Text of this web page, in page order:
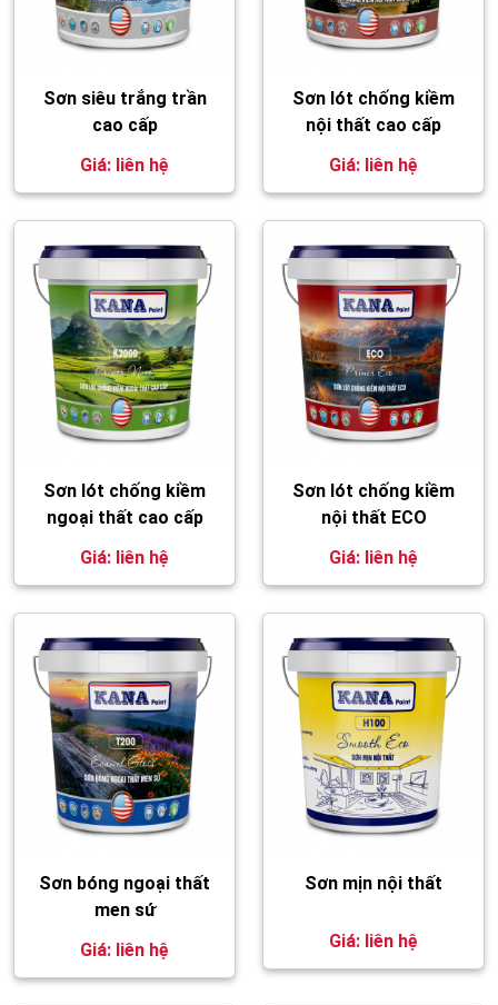
Sơn siêu trắng trần
cao cấp
Giá: liên hệ
Sơn lót chống kiềm
nội thất cao cấp
Giá: liên hệ
Sơn lót chống kiềm
ngoại thất cao cấp
Giá: liên hệ
Sơn lót chống kiềm
nội thất ECO
Giá: liên hệ
Sơn bóng ngoại thất
men sứ
Giá: liên hệ
Sơn mịn nội thất
Giá: liên hệ